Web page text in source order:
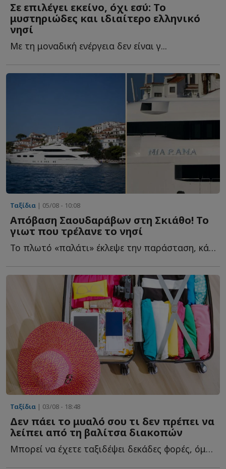
Σε επιλέγει εκείνο, όχι εσύ: Το
μυστηριώδες και ιδιαίτερο ελληνικό
νησί
Mε τη μοναδική ενέργεια δεν είναι γ...
Ταξίδια | 05/08 - 10:08
Απόβαση Σαουδαράβων στη Σκιάθο! To
γιωτ που τρέλανε το νησί
Το πλωτό «παλάτι» έκλεψε την παράσταση, κάνοντας ντόπιους κ...
Ταξίδια | 03/08 - 18:48
Δεν πάει το μυαλό σου τι δεν πρέπει να
λείπει από τη βαλίτσα διακοπών
Μπορεί να έχετε ταξιδέψει δεκάδες φορές, όμως υπάρχει μ...